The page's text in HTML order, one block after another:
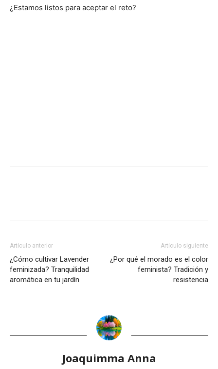
¿Estamos listos para aceptar el reto?
Artículo anterior
¿Cómo cultivar Lavender
feminizada? Tranquilidad
aromática en tu jardín
Artículo siguiente
¿Por qué el morado es el color
feminista? Tradición y
resistencia
Joaquimma Anna